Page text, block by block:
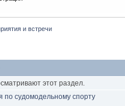
и встречи
этот раздел.
по судомодельному спорту